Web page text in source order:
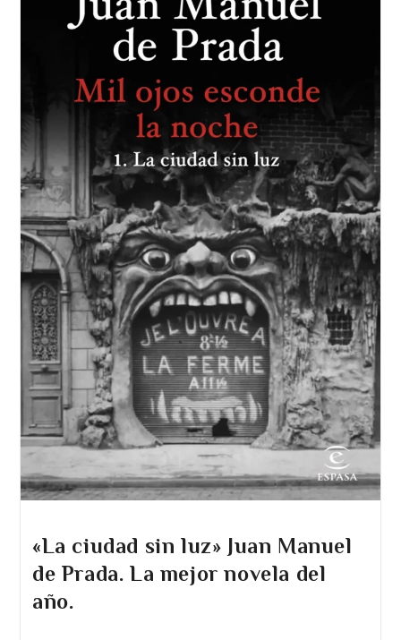
«La ciudad sin luz» Juan Manuel
de Prada. La mejor novela del
año.